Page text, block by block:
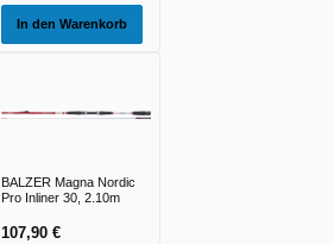
In den Warenkorb
BALZER Magna Nordic
Pro Inliner 30, 2.10m
107,90 €